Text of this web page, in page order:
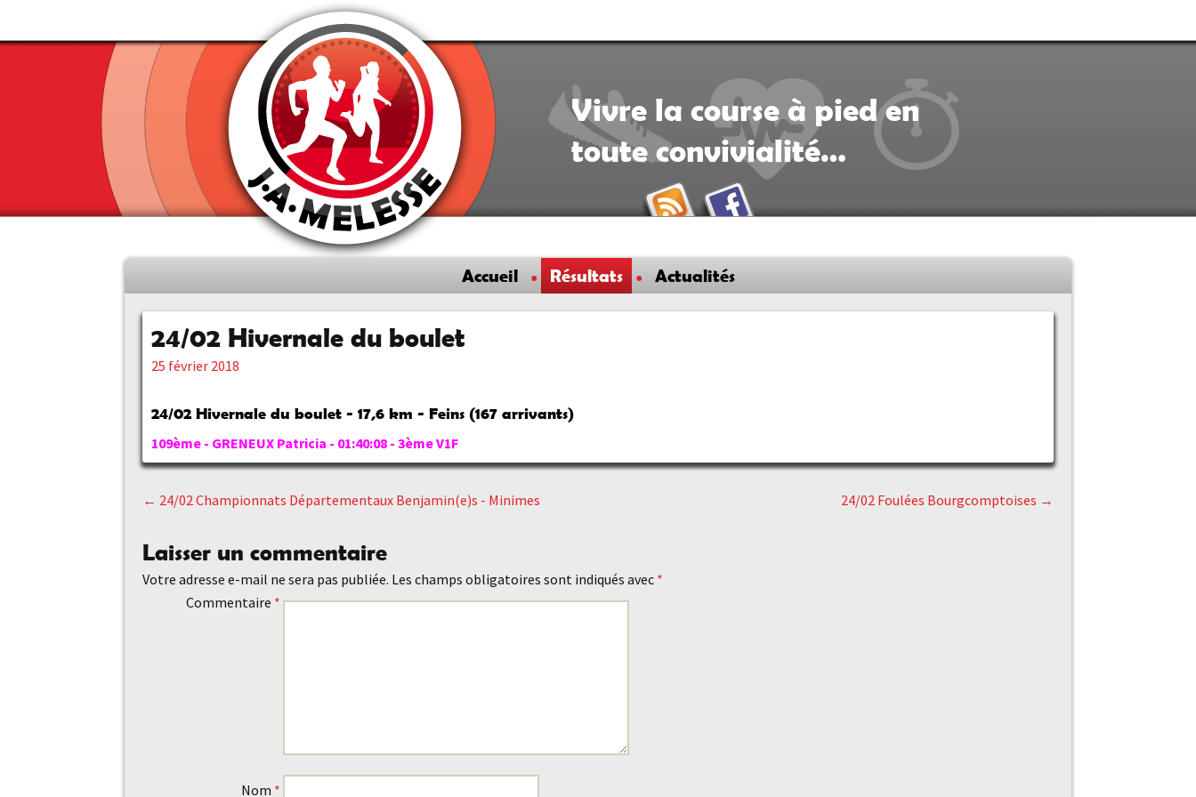
Vivre la course à pied en
toute convivialité…
au
contenu
principal
Accueil Résultats Actualités
24/02 Hivernale du boulet
25 février 2018
24/02 Hivernale du boulet - 17,6 km - Feins (167 arrivants)
109ème - GRENEUX Patricia - 01:40:08 - 3ème V1F
Navigation
des
← 24/02 Championnats Départementaux Benjamin(e)s - Minimes 24/02 Foulées Bourgcomptoises →
Laisser un commentaire
Votre adresse e-mail ne sera pas publiée. Les champs obligatoires sont indiqués avec *
Commentaire *
Nom *